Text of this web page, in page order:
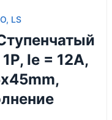
LS
Ie = 12A,